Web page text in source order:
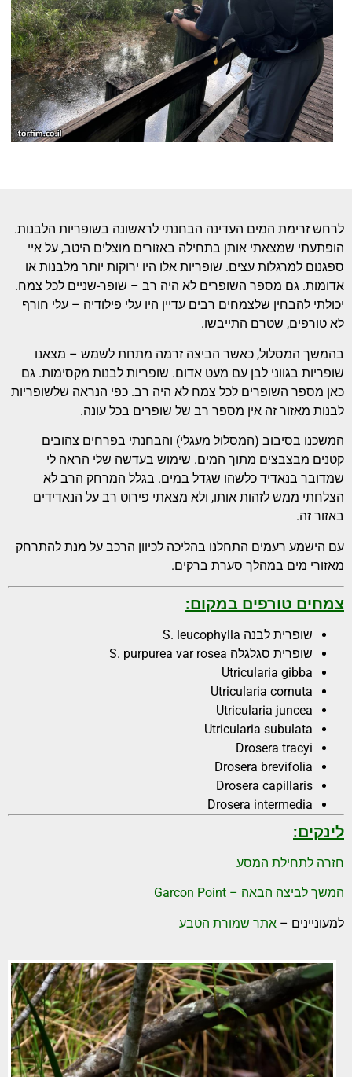
לרחש זרימת המים העדינה הבחנתי לראשונה בשופריות הלבנות.
הופתעתי שמצאתי אותן בתחילה באזורים מוצלים היטב, על איי
ספגנום למרגלות עצים. שופריות אלו היו ירוקות יותר מלבנות או
אדומות. גם מספר השופרים לא היה רב – שופר-שניים לכל צמח.
יכולתי להבחין שלצמחים רבים עדיין היו עלי פילודיה – עלי חורף
לא טורפים, שטרם התייבשו.
בהמשך המסלול, כאשר הביצה זרמה מתחת לשמש – מצאנו
שופריות בגווני לבן עם מעט אדום. שופריות לבנות מקסימות. גם
כאן מספר השופרים לכל צמח לא היה רב. כפי הנראה שלשופריות
לבנות מאזור זה אין מספר רב של שופרים בכל עונה.
המשכנו בסיבוב (המסלול מעגלי) והבחנתי בפרחים צהובים
קטנים מבצבצים מתוך המים. שימוש בעדשה שלי הראה לי
שמדובר בנאדיד כלשהו שגדל במים. בגלל המרחק הרב לא
הצלחתי ממש לזהות אותו, ולא מצאתי פירוט רב על הנאדידים
באזור זה.
עם הישמע רעמים התחלנו בהליכה לכיוון הרכב על מנת להתרחק
מאזורי מים במהלך סערת ברקים.
צמחים טורפים במקום:
שופרית לבנה S. leucophylla
שופרית סגלגלה S. purpurea var rosea
Utricularia gibba
Utricularia cornuta
Utricularia juncea
Utricularia subulata
Drosera tracyi
Drosera brevifolia
Drosera capillaris
Drosera intermedia
לינקים:
חזרה לתחילת המסע
המשך לביצה הבאה – Garcon Point
למעוניינים – אתר שמורת הטבע